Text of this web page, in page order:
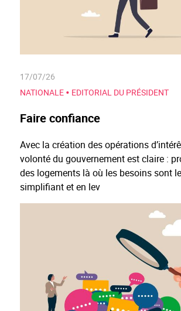
17/07/26
NATIONALE • EDITORIAL DU PRÉSIDENT
Faire confiance
Avec la création des opérations
volonté du gouvernement est claire :
des logements là où les besoins sont
simplifiant et en lev